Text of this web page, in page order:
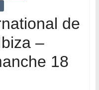
de
–
18